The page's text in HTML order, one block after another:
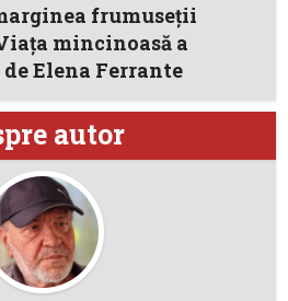
frumuseții
mincinoasă a
Elena Ferrante
autor